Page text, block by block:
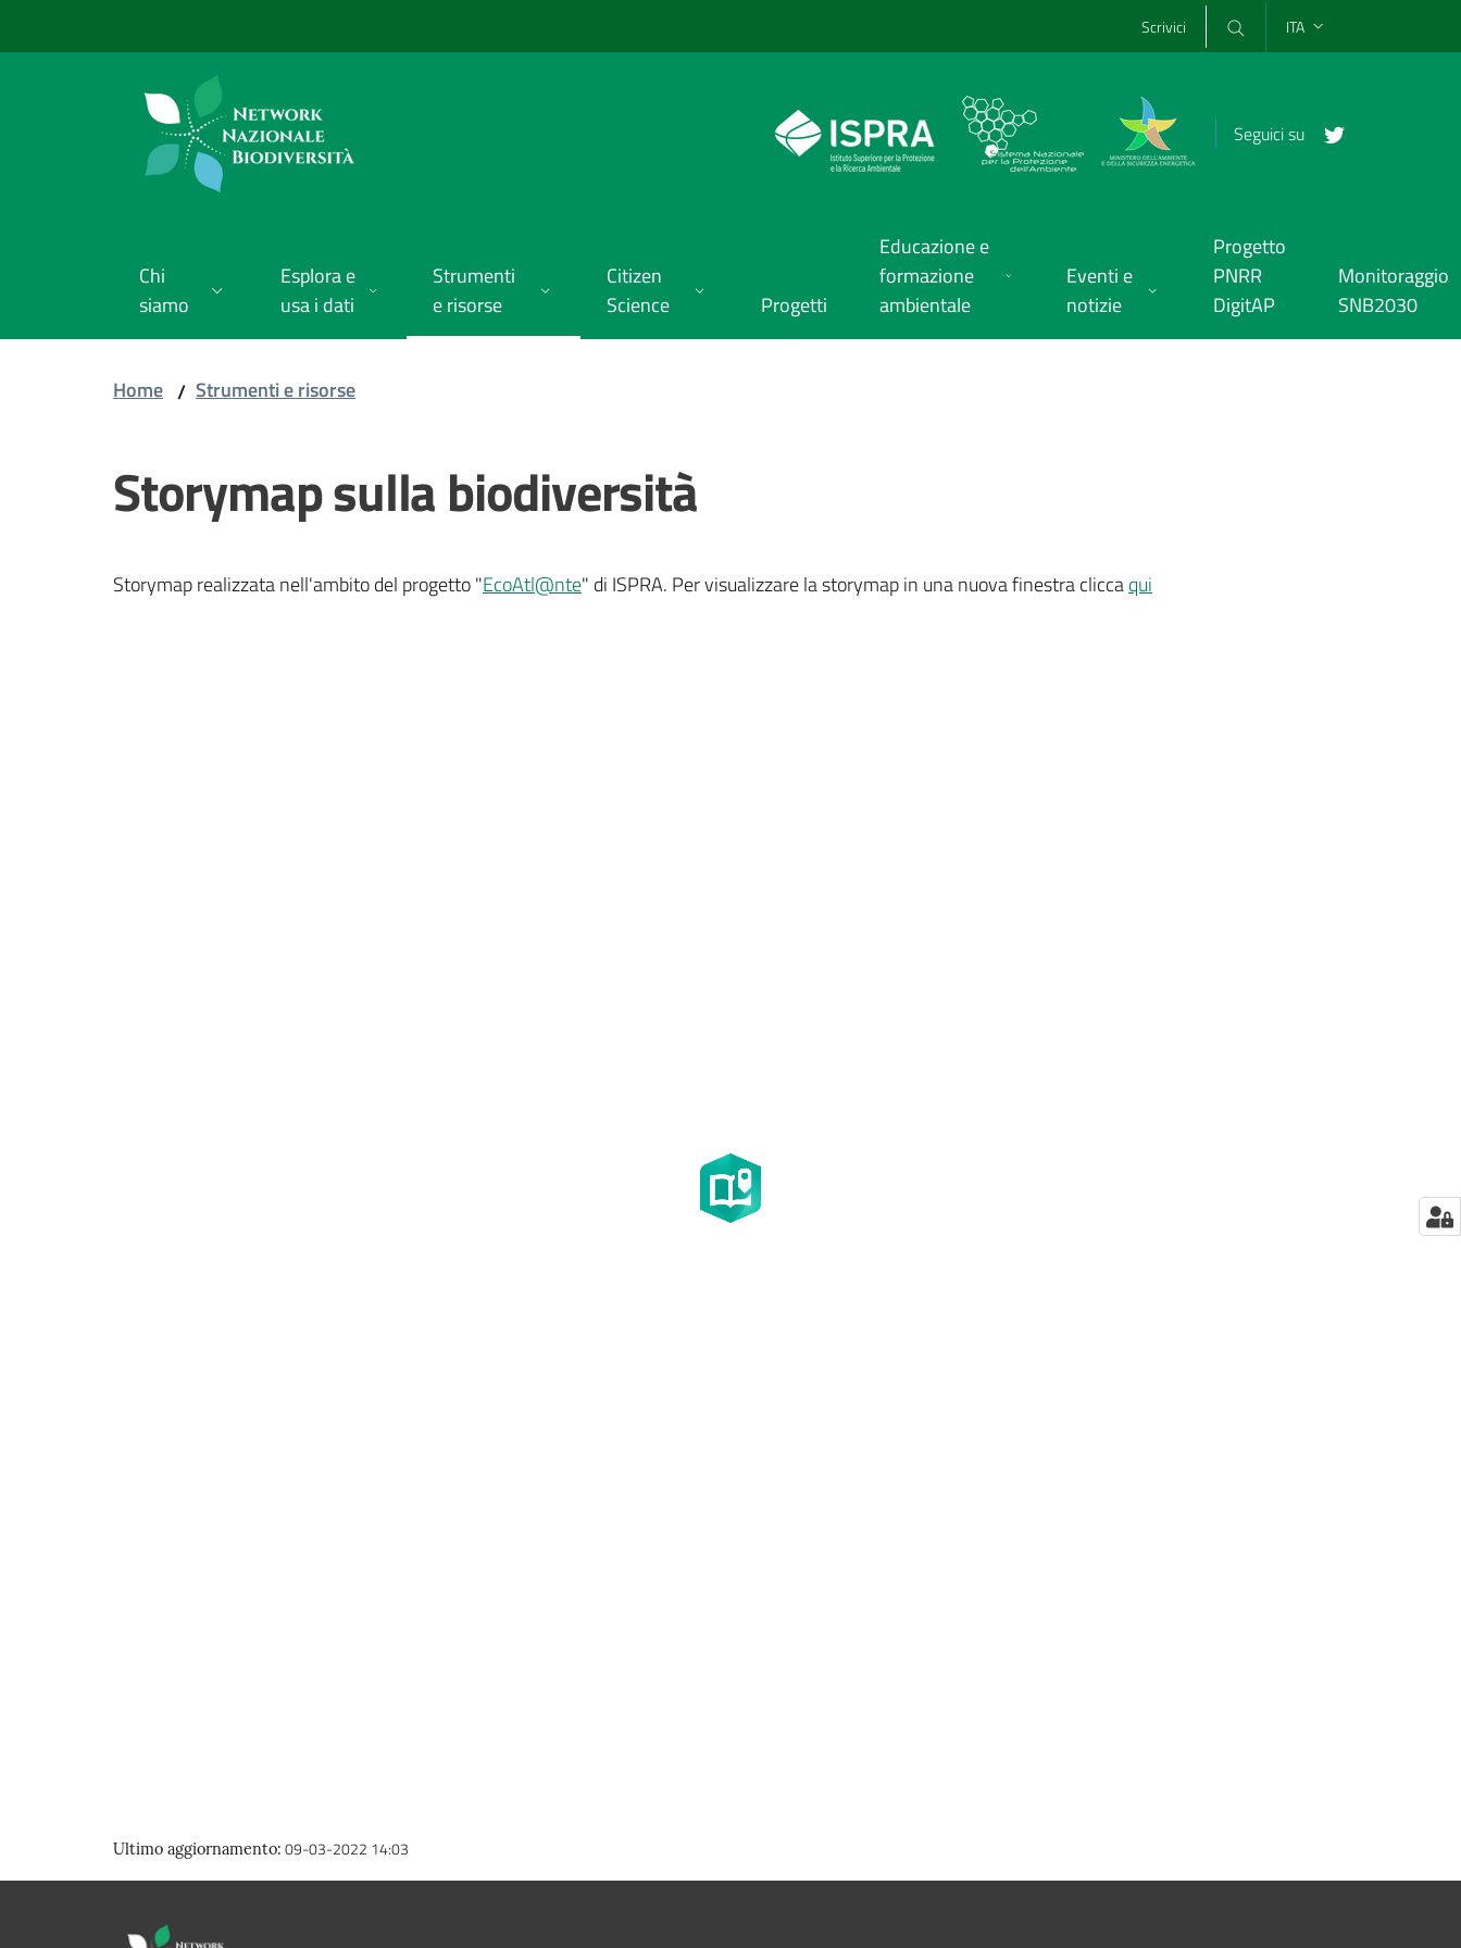
Scrivici ITA
Seguici su
Chi
siamo
Esplora e
usa i dati
Strumenti
e risorse
Citizen
Science
Progetti
Educazione e
formazione
ambientale
Eventi e
notizie
Progetto
PNRR
DigitAP
Monitoraggio
SNB2030
Home / Strumenti e risorse
Storymap sulla biodiversità
Storymap realizzata nell'ambito del progetto "EcoAtl@nte" di ISPRA. Per visualizzare la storymap in una nuova finestra cliccaqui
Ultimo aggiornamento: 09-03-2022 14:03